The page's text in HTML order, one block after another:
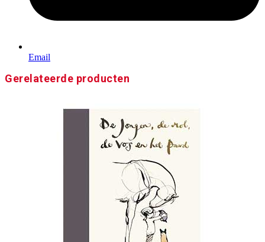
Email
Gerelateerde producten